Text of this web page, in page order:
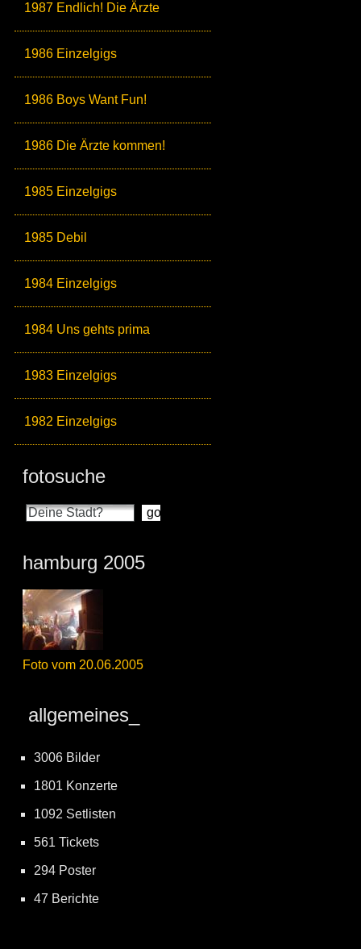
1987 Endlich! Die Ärzte
1986 Einzelgigs
1986 Boys Want Fun!
1986 Die Ärzte kommen!
1985 Einzelgigs
1985 Debil
1984 Einzelgigs
1984 Uns gehts prima
1983 Einzelgigs
1982 Einzelgigs
fotosuche
hamburg 2005
Foto vom 20.06.2005
allgemeines_
3006 Bilder
1801 Konzerte
1092 Setlisten
561 Tickets
294 Poster
47 Berichte